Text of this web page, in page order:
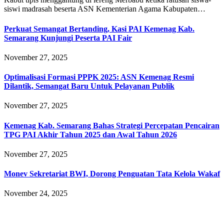
siswi madrasah beserta ASN Kementerian Agama Kabupaten…
Perkuat Semangat Bertanding, Kasi PAI Kemenag Kab.
Semarang Kunjungi Peserta PAI Fair
November 27, 2025
Optimalisasi Formasi PPPK 2025: ASN Kemenag Resmi
Dilantik, Semangat Baru Untuk Pelayanan Publik
November 27, 2025
Kemenag Kab. Semarang Bahas Strategi Percepatan Pencairan
TPG PAI Akhir Tahun 2025 dan Awal Tahun 2026
November 27, 2025
Monev Sekretariat BWI, Dorong Penguatan Tata Kelola Wakaf
November 24, 2025